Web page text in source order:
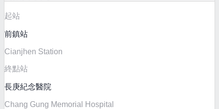
起站
前鎮站
Cianjhen Station
終點站
長庚紀念醫院
Chang Gung Memorial Hospital